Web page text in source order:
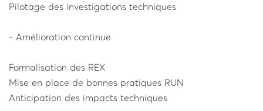
Pilotage des investigations techniques
- Amélioration continue
Formalisation des REX
Mise en place de bonnes pratiques RUN
Anticipation des impacts techniques